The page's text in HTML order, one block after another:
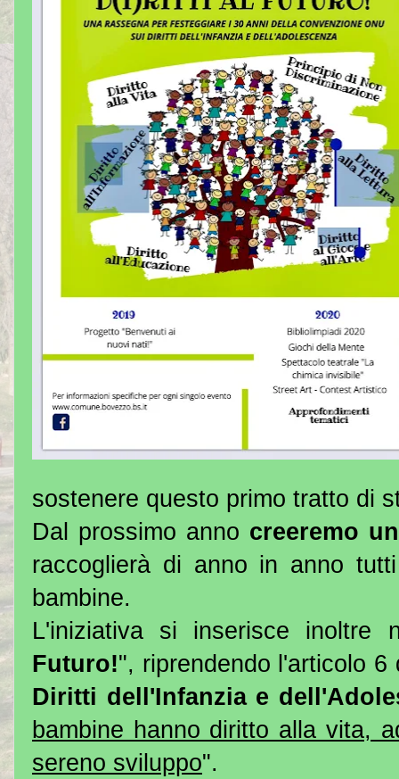
sostenere questo primo tratto di
Dal prossimo anno creeremo
raccoglierà di anno in anno
bambine.
L'iniziativa si inserisce inoltre
Futuro!", riprendendo l'articolo
Diritti dell'Infanzia e
bambine hanno diritto alla vita,
sereno sviluppo".